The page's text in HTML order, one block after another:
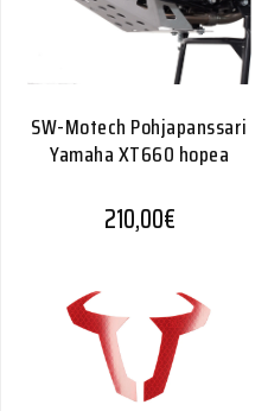
SW-Motech Pohjapanssari
Yamaha XT660 hopea
210,00€